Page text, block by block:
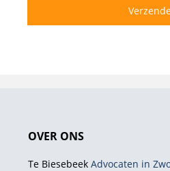
OVER ONS
Te Biesebeek Advocaten in